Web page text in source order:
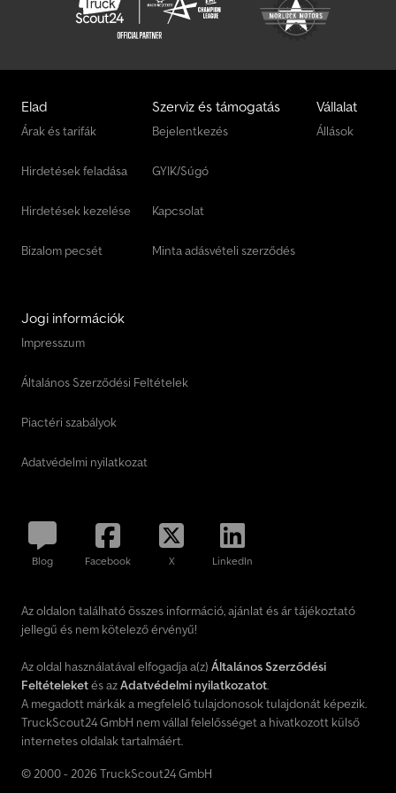
például: Pótkerék tartóval Motorkerékpár-szállító tartozékok
különböző kivitelben Lopásgátló eszközök különböző típusokban
Sokkal több utánfutó található a >>> trelex.de oldalon! *
Szakértő, korrekt tanácsadás, gyors ügyintézés. * Kérdése van?
Egyszerűen hívjon minket! FIGYELEM: azonnali elvitel csak
előrendeléssel lehetséges!
Elad
Árak és tarifák
Hirdetések feladása
Hirdetések kezelése
Bizalom pecsét
Szerviz és támogatás
Bejelentkezés
GYIK/Súgó
Kapcsolat
Minta adásvételi szerződés
Vállalat
Állások
Jogi információk
Impresszum
Általános Szerződési Feltételek
Piactéri szabályok
Adatvédelmi nyilatkozat
Blog Facebook X LinkedIn
Az oldalon található összes információ, ajánlat és ár tájékoztató
jellegű és nem kötelező érvényű!
Az oldal használatával elfogadja a(z) Általános Szerződési
Feltételeketés azAdatvédelmi nyilatkozatot.
A megadott márkák a megfelelő tulajdonosok tulajdonát képezik.
TruckScout24 GmbH nem vállal felelősséget a hivatkozott külső
internetes oldalak tartalmáért.
© 2000 - 2026 TruckScout24 GmbH